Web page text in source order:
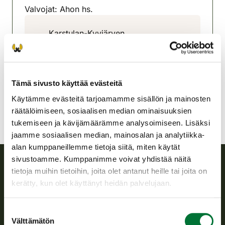
Tämä sivusto käyttää evästeitä
Käytämme evästeitä tarjoamamme sisällön ja mainosten
räätälöimiseen, sosiaalisen median ominaisuuksien
tukemiseen ja kävijämäärämme analysoimiseen. Lisäksi
jaamme sosiaalisen median, mainosalan ja analytiikka-
alan kumppaneillemme tietoja siitä, miten käytät
sivustoamme. Kumppanimme voivat yhdistää näitä
tietoja muihin tietoihin, joita olet antanut heille tai joita on
kerätty, kun olet käyttänyt heidän palvelujaan.
valinta
Välttämätön
Valvojat: Ahon hs.
Karstulan-Kyyjärven
karstula-kyyjarvi@rhy.riista.fi
Suomen riistakeskus
riistanhoitoyhdistysten toimintaa ja huolehtii riistapolitiikan